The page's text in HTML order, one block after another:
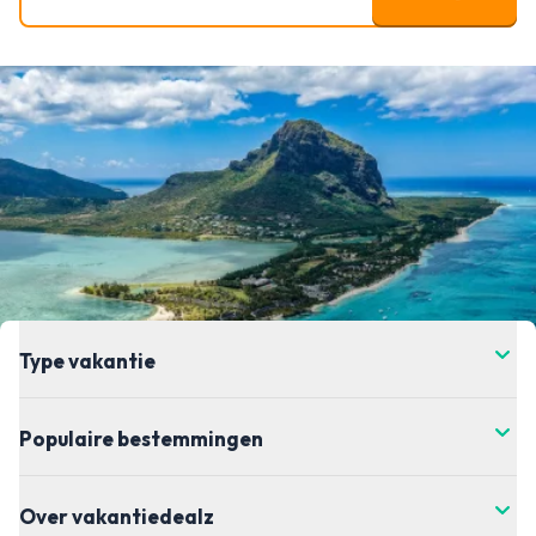
Type vakantie
Populaire bestemmingen
Over vakantiedealz